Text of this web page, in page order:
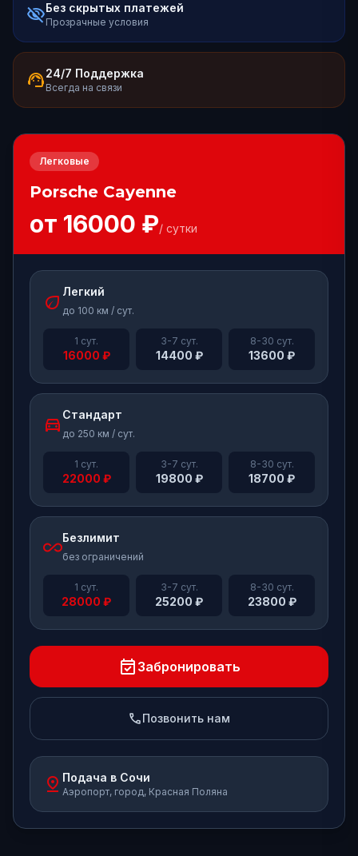
visibility_offБез скрытых платежей
Прозрачные условия
support_agent24/7 Поддержка
Всегда на связи
Легковые
Porsche Cayenne
от 16000 ₽/ сутки
eco Легкий
до 100 км / сут.
1 сут.
16000 ₽
3-7 сут.
14400 ₽
8-30 сут.
13600 ₽
directions_car Стандарт
до 250 км / сут.
1 сут.
22000 ₽
3-7 сут.
19800 ₽
8-30 сут.
18700 ₽
all_inclusiveБезлимит
без ограничений
1 сут.
28000 ₽
3-7 сут.
25200 ₽
8-30 сут.
23800 ₽
event_available Забронировать
phoneПозвонить нам
pin_drop Подача в Сочи
Аэропорт, город, Красная Поляна